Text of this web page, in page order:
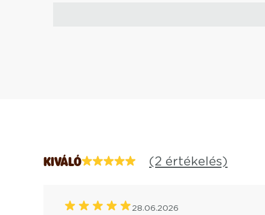
KIVÁLÓ (2 értékelés)
28.06.2026